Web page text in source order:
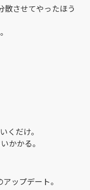
散させてやったほう
くだけ。
かかる。
ップデート。